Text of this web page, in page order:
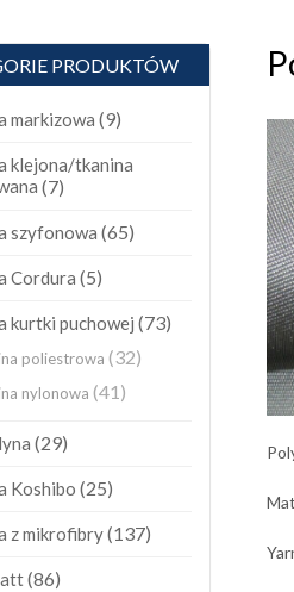
PRODUKTÓW
markizowa (9)
klejona/tkanina
(7)
szyfonowa (65)
Cordura (5)
kurtki puchowej (73)
poliestrowa (32)
nylonowa (41)
(29)
Koshibo (25)
z mikrofibry(137)
(86)